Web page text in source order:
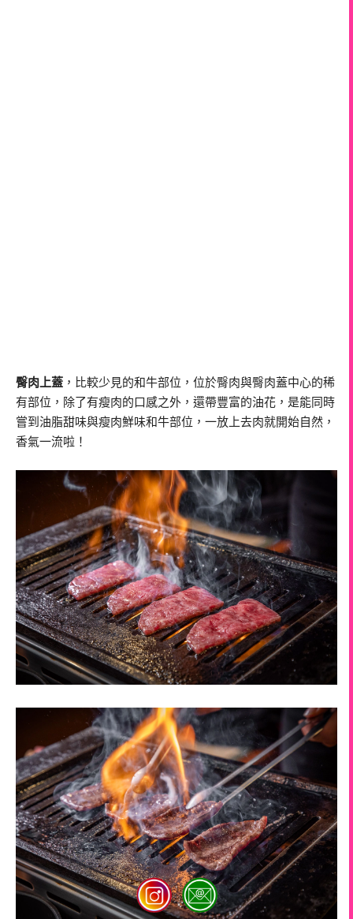
臀肉上蓋 ，比較少見的和牛部位，位於臀肉與臀肉蓋中心的稀
有部位，除了有瘦肉的口感之外，還帶豐富的油花，是能同時
嘗到油脂甜味與瘦肉鮮味和牛部位，一放上去肉就開始自然，
香氣一流啦！